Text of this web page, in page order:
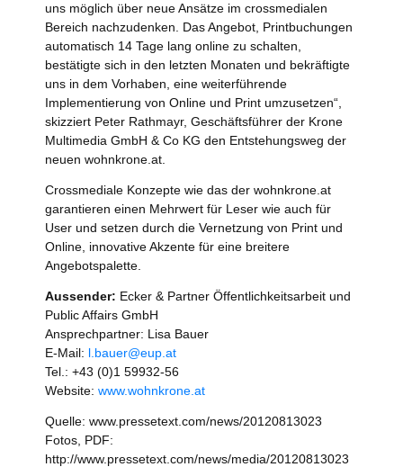
uns möglich über neue Ansätze im crossmedialen
Bereich nachzudenken. Das Angebot, Printbuchungen
automatisch 14 Tage lang online zu schalten,
bestätigte sich in den letzten Monaten und bekräftigte
uns in dem Vorhaben, eine weiterführende
Implementierung von Online und Print umzusetzen“,
skizziert Peter Rathmayr, Geschäftsführer der Krone
Multimedia GmbH & Co KG den Entstehungsweg der
neuen wohnkrone.at.
Crossmediale Konzepte wie das der wohnkrone.at
garantieren einen Mehrwert für Leser wie auch für
User und setzen durch die Vernetzung von Print und
Online, innovative Akzente für eine breitere
Angebotspalette.
Aussender: Ecker & Partner Öffentlichkeitsarbeit und
Public Affairs GmbH
Ansprechpartner: Lisa Bauer
E-Mail: l.bauer@eup.at
Tel.: +43 (0)1 59932-56
Website: www.wohnkrone.at
Quelle: www.pressetext.com/news/20120813023
Fotos, PDF:
http://www.pressetext.com/news/media/20120813023